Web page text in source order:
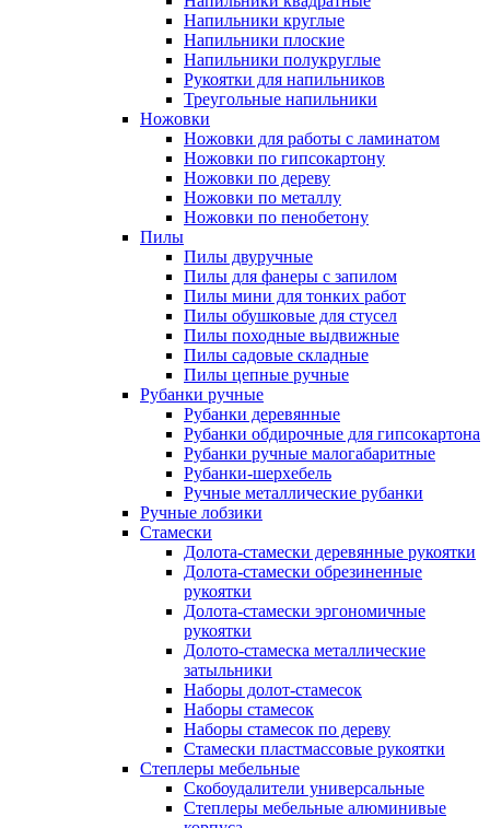
Напильники круглые
Напильники плоские
Напильники полукруглые
Рукоятки для напильников
Треугольные напильники
Ножовки
Ножовки для работы с ламинатом
Ножовки по гипсокартону
Ножовки по дереву
Ножовки по металлу
Ножовки по пенобетону
Пилы
Пилы двуручные
Пилы для фанеры с запилом
Пилы мини для тонких работ
Пилы обушковые для стусел
Пилы походные выдвижные
Пилы садовые складные
Пилы цепные ручные
Рубанки ручные
Рубанки деревянные
Рубанки обдирочные для гипсокартона
Рубанки ручные малогабаритные
Рубанки-шерхебель
Ручные металлические рубанки
Ручные лобзики
Стамески
Долота-стамески деревянные рукоятки
Долота-стамески обрезиненные
рукоятки
Долота-стамески эргономичные
рукоятки
Долото-стамеска металлические
затыльники
Наборы долот-стамесок
Наборы стамесок
Наборы стамесок по дереву
Стамески пластмассовые рукоятки
Степлеры мебельные
Скобоудалители универсальные
Степлеры мебельные алюминивые